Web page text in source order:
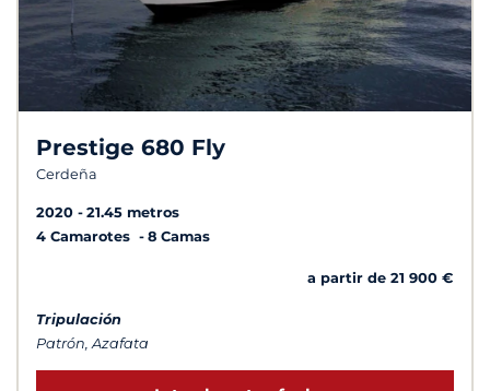
Prestige 680 Fly
Cerdeña
2020
21.45 metros
4 Camarotes
8 Camas
a partir de 21 900 €
Tripulación
Patrón, Azafata